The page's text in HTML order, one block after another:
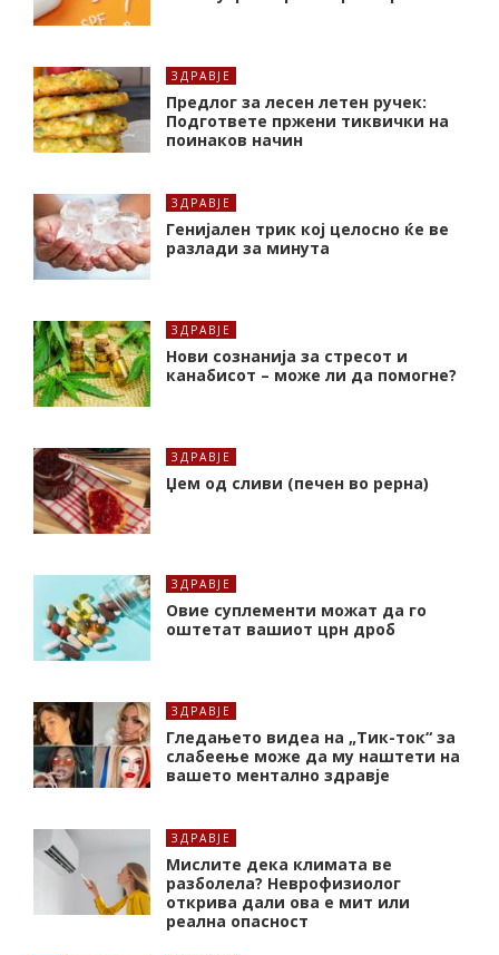
ЗДРАВЈЕ
Предлог за лесен летен ручек:
Подгответе пржени тиквички на
поинаков начин
ЗДРАВЈЕ
Генијален трик кој целосно ќе ве
разлади за минута
ЗДРАВЈЕ
Нови сознанија за стресот и
канабисот – може ли да помогне?
ЗДРАВЈЕ
Џем од сливи (печен во рерна)
ЗДРАВЈЕ
Oвие суплементи можат да го
оштетат вашиот црн дроб
ЗДРАВЈЕ
Гледањето видеа на „Тик-ток“ за
слабеење може да му наштети на
вашето ментално здравје
ЗДРАВЈЕ
Мислите дека климата ве
разболела? Неврофизиолог
открива дали ова е мит или
реална опасност